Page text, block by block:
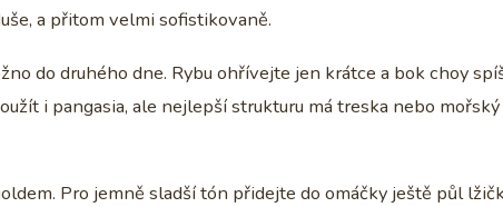
a přitom velmi sofistikovaně.
do druhého dne. Rybu ohřívejte jen krátce a bok choy
i pangasia, ale nejlepší strukturu má treska nebo
Pro jemně sladší tón přidejte do omáčky ještě půl